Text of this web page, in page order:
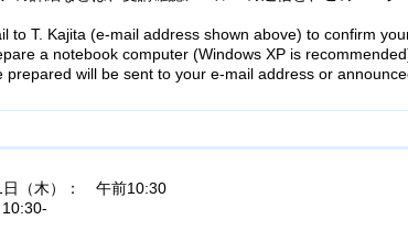
to T. Kajita (e-mail address shown above) to confirm
a notebook computer (Windows XP is
will be sent to your e-mail address or
日（木）： 午前10:30